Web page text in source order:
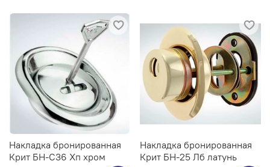
Накладка бронированная
Крит БН-С36 Хп хром
Накладка бронированная
Крит БН-25 Лб латунь